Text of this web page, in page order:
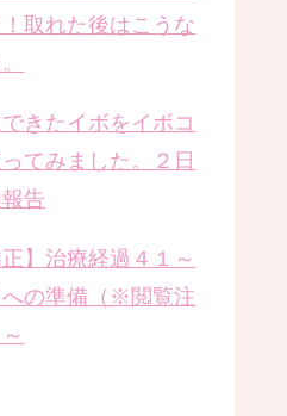
取れた後はこうな
きたイボをイボコ
てみました。２日
告
正】治療経過４１～
への準備（※閲覧注